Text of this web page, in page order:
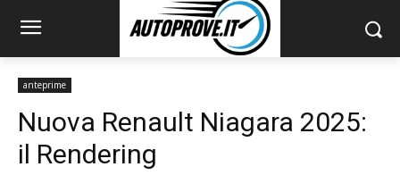
anteprime
Nuova Renault Niagara 2025:
il Rendering